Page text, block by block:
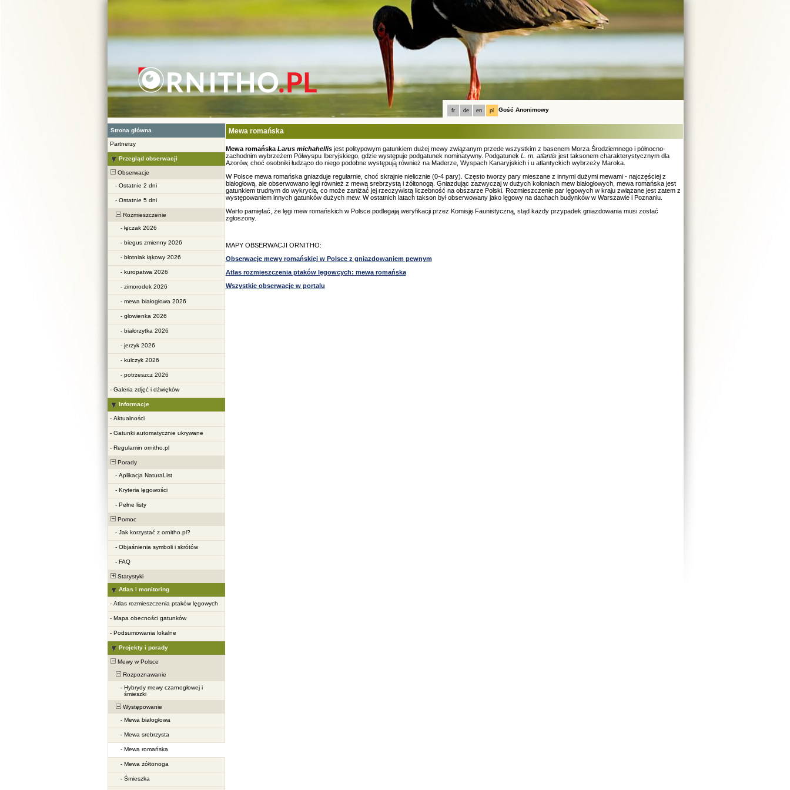
fr de en pl Gość Anonimowy
Strona główna
Partnerzy
Przegląd obserwacji
Obserwacje
- Ostatnie 2 dni
- Ostatnie 5 dni
Rozmieszczenie
- łęczak 2026
- biegus zmienny 2026
- błotniak łąkowy 2026
- kuropatwa 2026
- zimorodek 2026
- mewa białogłowa 2026
- głowienka 2026
- białorzytka 2026
- jerzyk 2026
- kulczyk 2026
- potrzeszcz 2026
- Galeria zdjęć i dźwięków
Informacje
- Aktualności
- Gatunki automatycznie ukrywane
- Regulamin ornitho.pl
Porady
- Aplikacja NaturaList
- Kryteria lęgowości
- Pełne listy
Pomoc
- Jak korzystać z ornitho.pl?
- Objaśnienia symboli i skrótów
- FAQ
Statystyki
Atlas i monitoring
- Atlas rozmieszczenia ptaków lęgowych
- Mapa obecności gatunków
- Podsumowania lokalne
Projekty i porady
Mewy w Polsce
Rozpoznawanie
- Hybrydy mewy czarnogłowej i
śmieszki
Występowanie
- Mewa białogłowa
- Mewa srebrzysta
- Mewa romańska
- Mewa żółtonoga
- Śmieszka
Mewa romańska
Mewa romańska Larus michahellisjest politypowym gatunkiem dużej mewy związanym przede wszystkim z basenem Morza Środziemnego i północno-
zachodnim wybrzeżem Półwyspu Iberyjskiego, gdzie występuje podgatunek nominatywny. Podgatunek L. m. atlantisjest taksonem charakterystycznym dla
Azorów, choć osobniki łudząco do niego podobne występują również na Maderze, Wyspach Kanaryjskich i u atlantyckich wybrzeży Maroka.
W Polsce mewa romańska gniazduje regularnie, choć skrajnie nielicznie (0-4 pary). Często tworzy pary mieszane z innymi dużymi mewami - najczęściej z
białogłową, ale obserwowano lęgi również z mewą srebrzystą i żółtonogą. Gniazdując zazwyczaj w dużych koloniach mew białogłowych, mewa romańska jest
gatunkiem trudnym do wykrycia, co może zaniżać jej rzeczywistą liczebność na obszarze Polski. Rozmieszczenie par lęgowych w kraju związane jest zatem z
występowaniem innych gatunków dużych mew. W ostatnich latach takson był obserwowany jako lęgowy na dachach budynków w Warszawie i Poznaniu.
Warto pamiętać, że lęgi mew romańskich w Polsce podlegają weryfikacji przez Komisję Faunistyczną, stąd każdy przypadek gniazdowania musi zostać
zgłoszony.
MAPY OBSERWACJI ORNITHO:
Obserwacje mewy romańskiej w Polsce z gniazdowaniem pewnym
Atlas rozmieszczenia ptaków lęgowcych: mewa romańska
Wszystkie obserwacje w portalu